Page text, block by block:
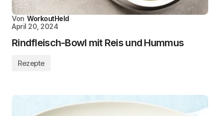
Von WorkoutHeld
April 20, 2024
Rindfleisch-Bowl mit Reis und Hummus
Rezepte